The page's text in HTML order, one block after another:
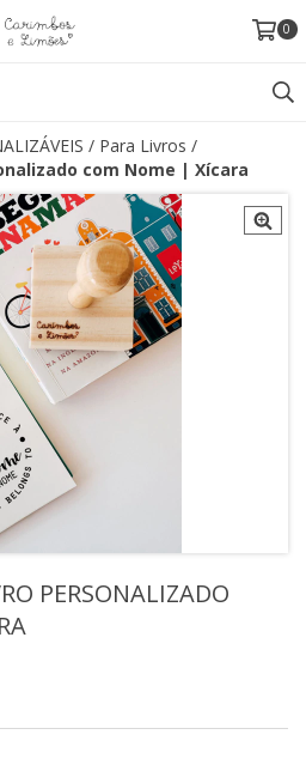
0
/ Para Livros /
com Nome | Xícara
PERSONALIZADO